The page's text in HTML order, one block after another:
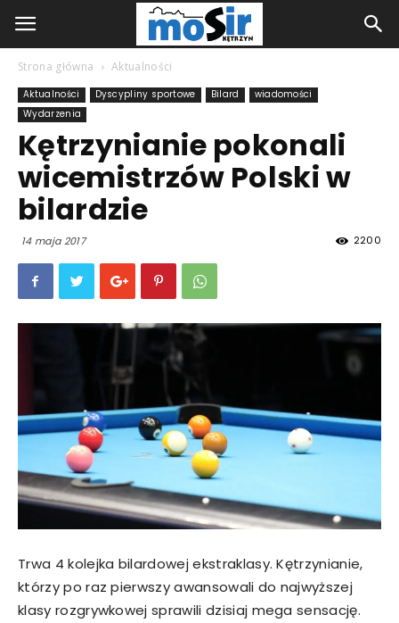
Strona główna Aktualności
Aktualności Dyscypliny sportowe Bilard
wiadomości
Wydarzenia
Kętrzynianie pokonali
wicemistrzów Polski w
bilardzie
14 maja 2017 2200
Trwa 4 kolejka bilardowej ekstraklasy. Kętrzynianie,
którzy po raz pierwszy awansowali do najwyższej
klasy rozgrywkowej sprawili dzisiaj mega sensację.